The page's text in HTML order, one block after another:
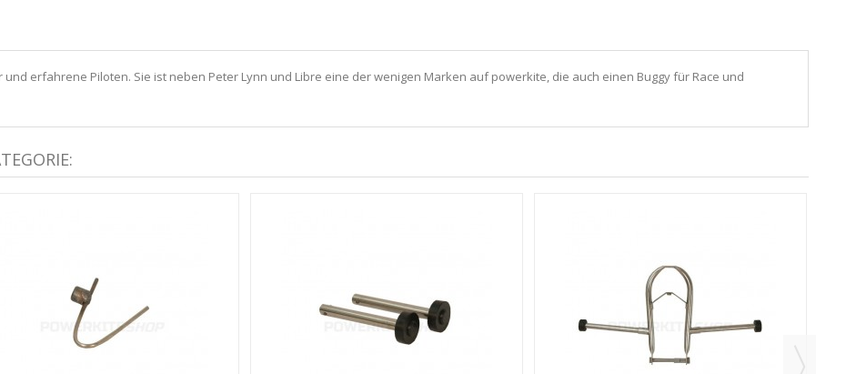
erfahrene Piloten. Sie ist neben Peter Lynn und Libre eine der wenigen Marken auf powerkite, die auch einen Buggy für Race und